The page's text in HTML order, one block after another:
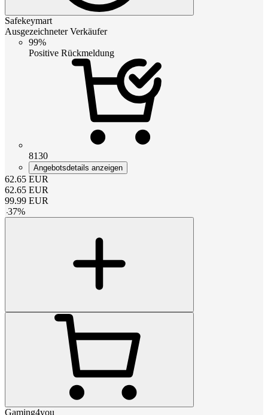
Safekeymart
Ausgezeichneter Verkäufer
99%
Positive Rückmeldung
8130
Angebotsdetails anzeigen
62.65 EUR
62.65 EUR
99.99 EUR
-37%
Gaming4you